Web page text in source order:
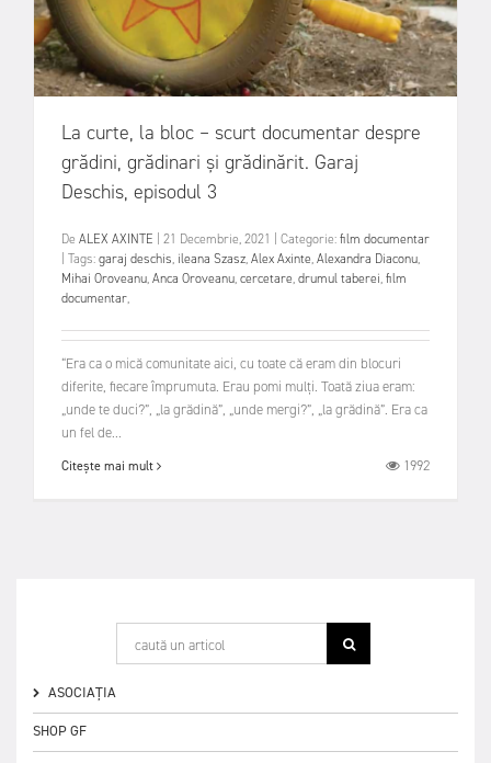
La curte, la bloc – scurt documentar despre
grădini, grădinari și grădinărit. Garaj
Deschis, episodul 3
De ALEX AXINTE 21 Decembrie, 2021 Categorie:film documentar
Tags:garaj deschis, ileana Szasz,Alex Axinte,Alexandra Diaconu,
Mihai Oroveanu,Anca Oroveanu,cercetare,drumul taberei,film
documentar,
“Era ca o mică comunitate aici, cu toate că eram din blocuri
diferite, fiecare împrumuta. Erau pomi mulți. Toată ziua eram:
„unde te duci?”, „la grădină”, „unde mergi?”, „la grădină”. Era ca
un fel de...
Citește mai mult 1992
ASOCIAȚIA
SHOP GF